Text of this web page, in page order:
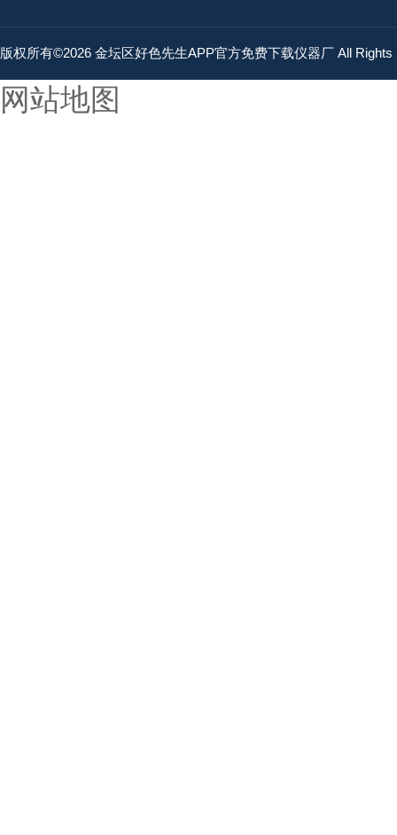
版权所有©2026 金坛区好色先生APP官方免费下载仪器厂 All
网站地图